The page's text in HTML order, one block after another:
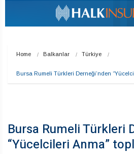
Home Balkanlar Türkiye
Bursa Rumeli Türkleri Derneği’nden
Bursa Rumeli Türkleri
“Yücelcileri Anma”